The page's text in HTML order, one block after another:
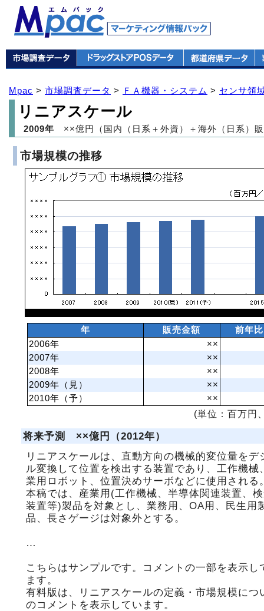
Mpac > 市場調査データ > ＦＡ機器・システム > センサ領
リニアスケール
2009年 ××億円（国内（日系＋外資）＋海外（日系）
市場規模の推移
年 販売金額
前年比
2006年
××
2007年
××
2008年
××
2009年（見）
××
2010年（予）
××
(単位：百万円
将来予測 ××億円（2012年）
リニアスケールは、直動方向の機械的変位量をデ
ル変換して位置を検出する装置であり、工作機械
業用ロボット、位置決めサーボなどに使用される
本稿では、産業用(工作機械、半導体関連装置、
装置等)製品を対象とし、業務用、OA用、民生用
品、長さゲージは対象外とする。
…
こちらはサンプルです。コメントの一部を表示し
ます。
有料版は、リニアスケールの定義・市場規模につ
のコメントを表示しています。